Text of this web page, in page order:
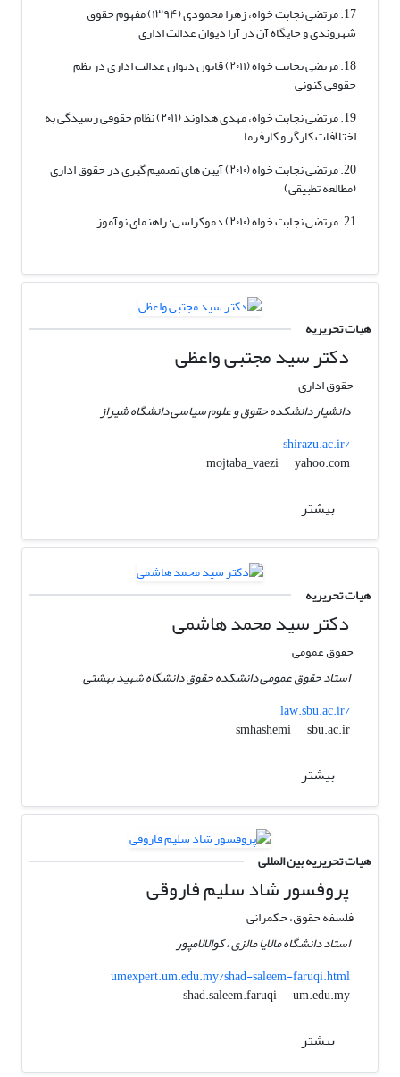
17. مرتضی نجابت خواه، زهرا محمودی (۱۳۹۴) مفهوم حقوق
شهروندی و جایگاه آن در آرا دیوان عدالت اداری
18. مرتضی نجابت خواه (۲۰۱۱) قانون دیوان عدالت اداری در نظم
حقوقی کنونی
19. مرتضی نجابت خواه، مهدی هداوند (۲۰۱۱) نظام حقوقی رسیدگی به
اختلافات کارگر و کارفرما
20. مرتضی نجابت خواه (۲۰۱۰) آیین های تصمیم گیری در حقوق اداری
(مطالعه تطبیقی)
21. مرتضی نجابت خواه (۲۰۱۰) دموکراسی؛ راهنمای نوآموز
هیات تحریریه
دکتر سید مجتبی واعظی
حقوق اداری
دانشیار دانشکده حقوق و علوم سیاسی دانشگاه شیراز
shirazu.ac.ir/
mojtaba_vaezi
yahoo.com
بیشتر
هیات تحریریه
دکتر سید محمد هاشمی
حقوق عمومی
استاد حقوق عمومی دانشکده حقوق دانشگاه شهید بهشتی
law.sbu.ac.ir/
smhashemi
sbu.ac.ir
بیشتر
هیات تحریریه بین المللی
پروفسور شاد سلیم فاروقی
فلسفه حقوق، حکمرانی
استاد دانشگاه مالایا مالزی ، کوالالامپور
umexpert.um.edu.my/shad-saleem-faruqi.html
shad.saleem.faruqi
um.edu.my
بیشتر